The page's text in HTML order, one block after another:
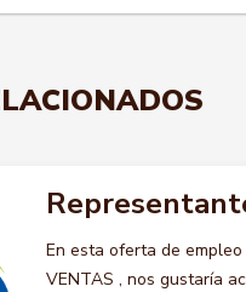
En esta oferta de empleo
VENTAS , nos gustaría